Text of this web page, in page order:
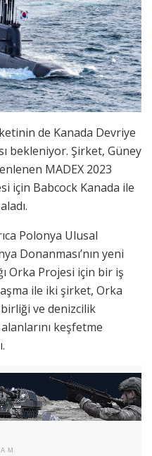
de Kanada Devriye
bekleniyor. Şirket, Güney
MADEX 2023
için Babcock Kanada ile
Polonya Ulusal
Donanması’nın yeni
Orka Projesi için bir iş
ile iki şirket, Orka
ve denizcilik
keşfetme